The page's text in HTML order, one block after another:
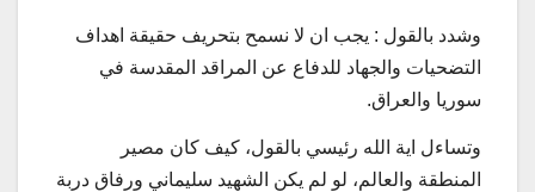
وشدد بالقول : يجب ان لا نسمح بتحريف حقيقة اهداف
التضحيات والجهاد للدفاع عن المراقد المقدسة في
سوريا والعراق.
وتساءل اية الله رئيسي بالقول، كيف كان مصير
المنطقة والعالم، لو لم يكن الشهيد سليماني ورفاق دربة